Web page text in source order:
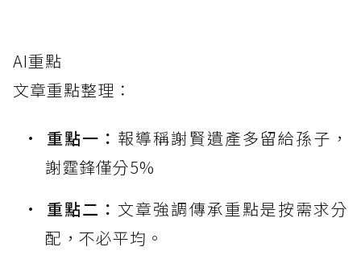
AI重點
文章重點整理：
重點一： 報導稱謝賢遺產多留給孫子，
謝霆鋒僅分5%
重點二： 文章強調傳承重點是按需求分
配，不必平均。